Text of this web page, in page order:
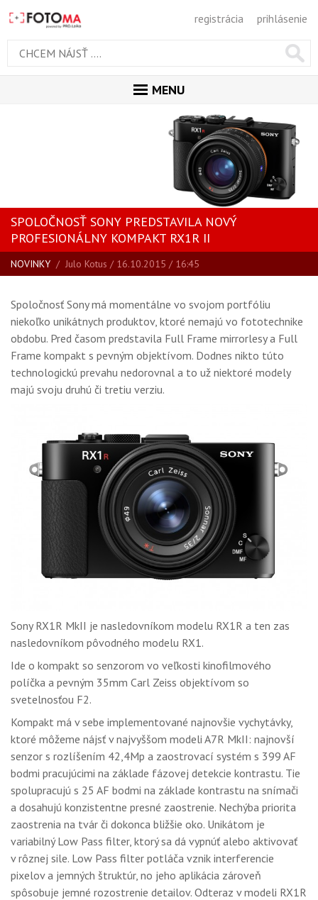
registrácia prihlásenie
MENU
ÚVOD
VŠETKY ČLÁNKY
NOVINKY
BLOG
SPRIEVODCA KÚPOU
ŠKOLA FOTOGRAFIE
GALÉRIA
PORADŇA
SÚŤAŽE
WORKSHOPY
OBCHOD
SPOLOČNOSŤ SONY PREDSTAVILA NOVÝ
PROFESIONÁLNY KOMPAKT RX1R II
NOVINKY / Julo Kotus / 16.10.2015 / 16:45
Spoločnosť Sony má momentálne vo svojom portfóliu
niekoľko unikátnych produktov, ktoré nemajú vo fototechnike
obdobu. Pred časom predstavila Full Frame mirrorlesy a Full
Frame kompakt s pevným objektívom. Dodnes nikto túto
technologickú prevahu nedorovnal a to už niektoré modely
majú svoju druhú či tretiu verziu.
Sony RX1R MkII je nasledovníkom modelu RX1R a ten zas
nasledovníkom pôvodného modelu RX1.
Ide o kompakt so senzorom vo veľkosti kinofilmového
políčka a pevným 35mm Carl Zeiss objektívom so
svetelnosťou F2.
Kompakt má v sebe implementované najnovšie vychytávky,
ktoré môžeme nájsť v najvyššom modeli A7R MkII: najnovší
senzor s rozlíšením 42,4Mp a zaostrovací systém s 399 AF
bodmi pracujúcimi na základe fázovej detekcie kontrastu. Tie
spolupracujú s 25 AF bodmi na základe kontrastu na snímači
a dosahujú konzistentne presné zaostrenie. Nechýba priorita
zaostrenia na tvár či dokonca bližšie oko. Unikátom je
variabilný Low Pass filter, ktorý sa dá vypnúť alebo aktivovať
v rôznej sile. Low Pass filter potláča vznik interferencie
pixelov a jemných štruktúr, no jeho aplikácia zároveň
spôsobuje jemné rozostrenie detailov. Odteraz v modeli RX1R